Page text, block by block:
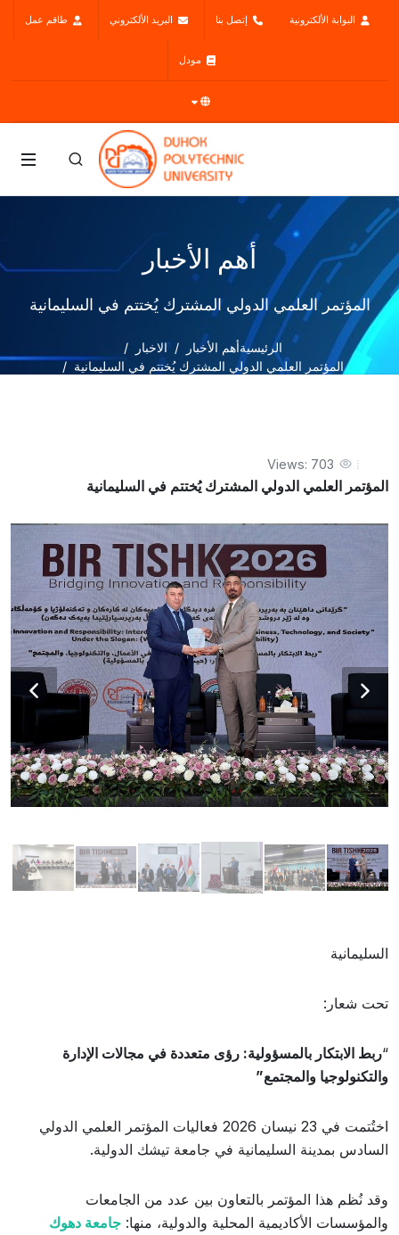
البوابة الألكترونية إتصل بنا البريد الألكتروني طاقم عمل
مودل
أهم الأخبار
المؤتمر العلمي الدولي المشترك يُختتم في السليمانية
الرئيسيةأهم الأخبار
الاخبار
المؤتمر العلمي الدولي المشترك يُختتم في السليمانية
Views: 703
المؤتمر العلمي الدولي المشترك يُختتم في السليمانية
السليمانية
تحت شعار:
“ربط الابتكار بالمسؤولية: رؤى متعددة في مجالات الإدارة
والتكنولوجيا والمجتمع”
اختُتمت في 23 نيسان 2026 فعاليات المؤتمر العلمي الدولي
السادس بمدينة السليمانية في جامعة تيشك الدولية.
وقد نُظم هذا المؤتمر بالتعاون بين عدد من الجامعات
والمؤسسات الأكاديمية المحلية والدولية، منها: جامعة دهوك